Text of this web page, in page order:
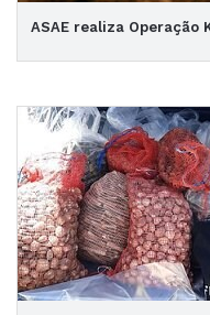
ASAE realiza Operação